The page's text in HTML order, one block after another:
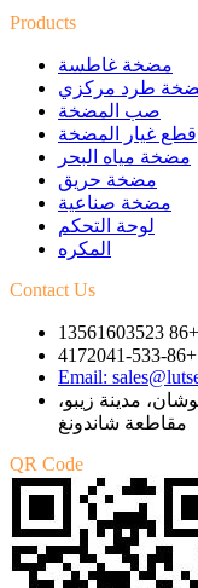
Products
مضخة غاطسة
طرد مركزي
صب المضخة
قطع غيار المضخة
مضخة مياه البحر
مضخة حريق
مضخة صناعية
لوحة التحكم
المكره
Contact Us
Email:
بوشان، مدينة زيبو،
مقاطعة شاندونغ
QR Code